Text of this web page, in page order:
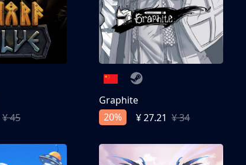
¥ 45
Graphite
20%
¥ 27.21 ¥ 34